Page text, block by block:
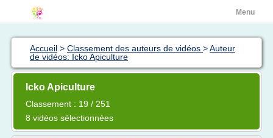
Menu
Accueil > Classement des auteurs de vidéos >Auteur
de vidéos: Icko Apiculture
Icko Apiculture
Classement : 19 / 251
8 vidéos sélectionnées